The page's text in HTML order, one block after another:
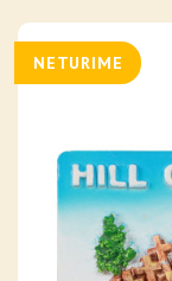
NETURIME